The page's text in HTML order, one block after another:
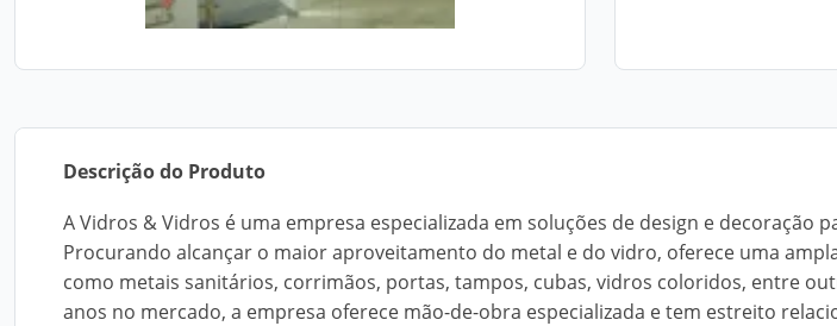
Descrição do Produto
A Vidros & Vidros é uma empresa especializada em soluções de design e decoração
Procurando alcançar o maior aproveitamento do metal e do vidro, oferece uma
como metais sanitários, corrimãos, portas, tampos, cubas, vidros coloridos, entre
anos no mercado, a empresa oferece mão-de-obra especializada e tem estreito